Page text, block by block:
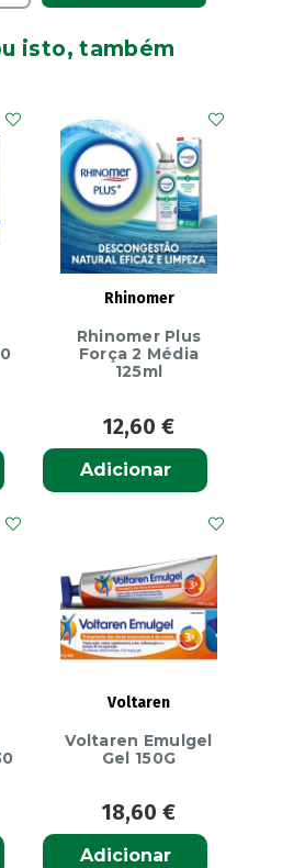
isto, também
Rhinomer
Rhinomer Plus
Força 2 Média
125ml
12,60 €
Adicionar
Voltaren
Voltaren Emulgel
Gel 150G
18,60 €
Adicionar